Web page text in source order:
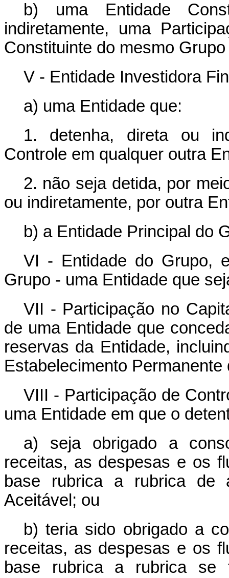
b) uma Entidade
indiretamente, uma
Constituinte do mesmo
V - Entidade Investidora
a) uma Entidade que:
1. detenha, direta ou
Controle em qualquer outra
2. não seja detida, por
ou indiretamente, por outra
b) a Entidade Principal do
VI - Entidade do Grupo,
Grupo - uma Entidade que
VII - Participação no
de uma Entidade que
reservas da Entidade,
Estabelecimento
VIII - Participação de
uma Entidade em que o
a) seja obrigado a
receitas, as despesas e os
base rubrica a rubrica de
Aceitável; ou
b) teria sido obrigado a
receitas, as despesas e os
base rubrica a rubrica se